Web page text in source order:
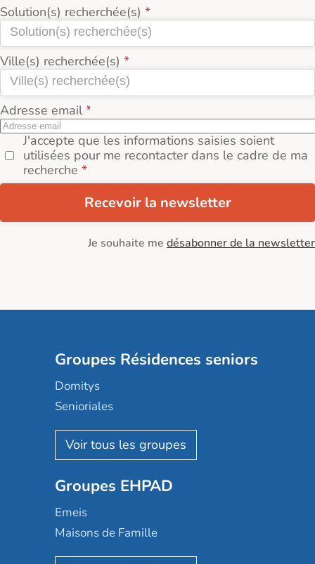
Solution(s) recherchée(s)
Ville(s) recherchée(s)
Adresse email
J'accepte que les informations saisies soient
utilisées pour me recontacter dans le cadre de ma
recherche
Recevoir la newsletter
Je souhaite me désabonner de la newsletter
Groupes Résidences seniors
Domitys
Senioriales
Nohée
Les Résidentiels
Mobicap
Domusvi
Happy Senior
Groupes EHPAD
Emeis
Maisons de Famille
Korian